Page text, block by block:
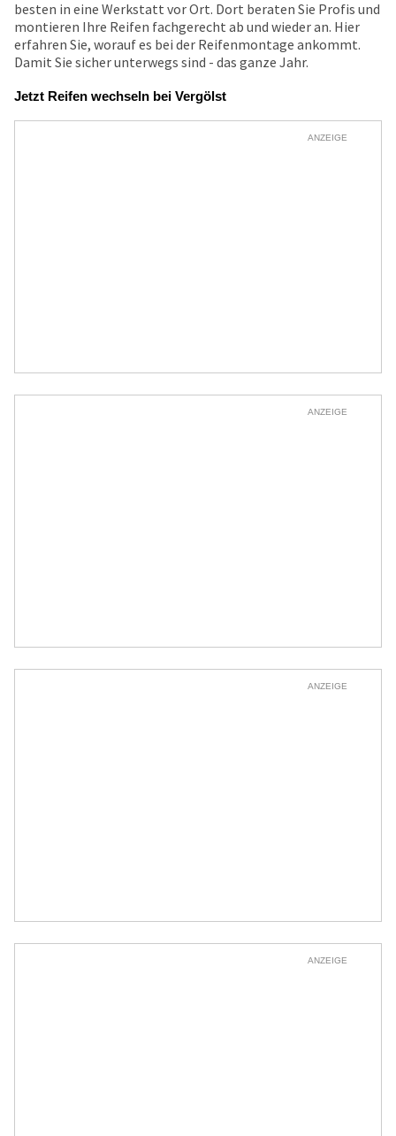
besten in eine Werkstatt vor Ort. Dort beraten Sie Profis und
montieren Ihre Reifen fachgerecht ab und wieder an. Hier
erfahren Sie, worauf es bei der Reifenmontage ankommt.
Damit Sie sicher unterwegs sind - das ganze Jahr.
Jetzt Reifen wechseln bei Vergölst
ANZEIGE
ANZEIGE
ANZEIGE
ANZEIGE